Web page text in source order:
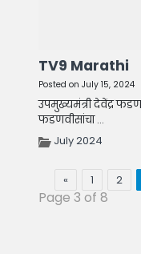
TV9 Marathi
Posted on July 15, 2024
उपमुख्यमंत्री देवेंद्र
फडणवीसांचा ...
July 2024
« 1 2
Page 3 of 8